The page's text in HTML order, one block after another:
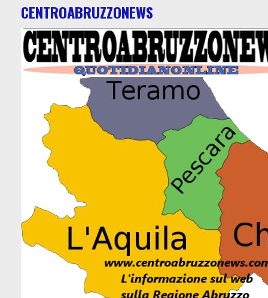
CENTROABRUZZONEWS